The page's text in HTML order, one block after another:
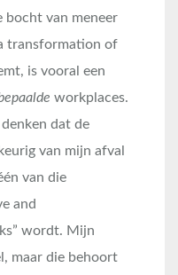
bocht van meneer
transformation of
is vooral een
workplaces.
dat de
van mijn afval
van die
and
wordt. Mijn
maar die behoort